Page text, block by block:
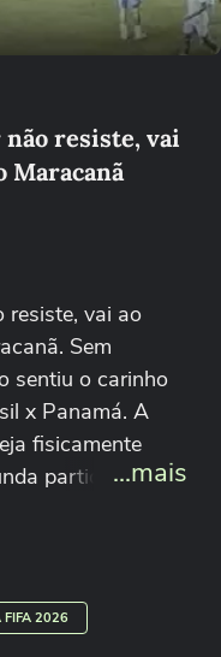
não resiste, vai
Maracanã
resiste, vai ao
Sem
sentiu o carinho
x Panamá. A
fisicamente
partida na...mais
FIFA 2026